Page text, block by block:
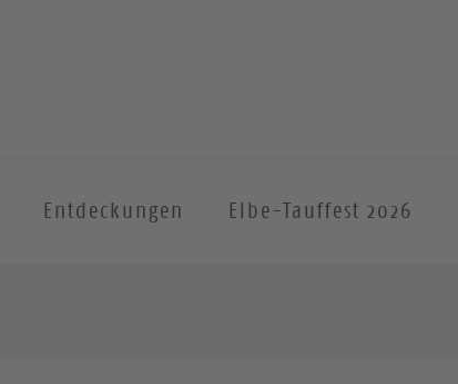
Entdeckungen Elbe-Tauffest 2026